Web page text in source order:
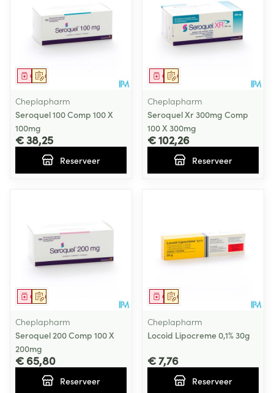
Op voorschrift
Geneesmiddel
Cheplapharm
Seroquel 100 Comp 100 X
100mg
€ 38,25
Reserveer
Op voorschrift
Geneesmiddel
Cheplapharm
Seroquel Xr 300mg Comp
100 X 300mg
€ 102,26
Reserveer
Op voorschrift
Geneesmiddel
Cheplapharm
Seroquel 200 Comp 100 X
200mg
€ 65,80
Reserveer
Op voorschrift
Geneesmiddel
Cheplapharm
Locoid Lipocreme 0,1% 30g
€ 7,76
Reserveer